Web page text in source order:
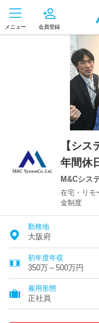
メニュー 会員登録
【シ
年間休
M&Cシス
在宅・リモ
金制度
勤務地
大阪府
初年度年収
350万～500万円
雇用形態
正社員